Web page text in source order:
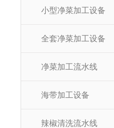
小型净菜加工设备
全套净菜加工设备
净菜加工流水线
海带加工设备
辣椒清洗流水线